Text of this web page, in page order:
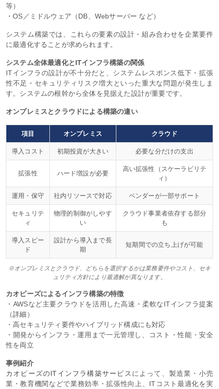
等）
・OS／ミドルウェア（DB、Webサーバー など）
システム構築では、これらの要素の設計・組み合わせを企業要件
に最適化することが求められます。
システム全体最適化とITインフラ構築の関係
ITインフラの設計が不十分だと、システムレスポンス低下・拡張
性不足・セキュリティリスク増大といった重大な問題が発生しま
す。システムの根幹から全体を見据えた設計が重要です。
オンプレミスとクラウドによる構築の違い
項目 オンプレミス クラウド
導入コスト 初期投資が大きい 必要な分だけの支出
拡張性 ハード増設が必要
高い拡張性（スケーラビリテ
ィ）
運用・保守 社内リソースで対応 ベンダーが一部サポート
セキュリテ
ィ
物理的制御がしやす
い
クラウド事業者依存する部分
も
導入スピー
ド
設計から導入まで長
期
短期間での立ち上げが可能
※オンプレミスとクラウド、どちらを選択するかは業務要件やコスト、セキ
ュリティ方針により最適解が異なります。
カオピーズによるインフラ構築の特徴
・AWSなど主要クラウドを活用した高速・柔軟なITインフラ提案
（詳細 ）
・高セキュリティ要件やハイブリッド構成にも対応
・開発からインフラ・運用まで一元管理し、コスト・性能・安全
性を両立
事例紹介
カオピーズのITインフラ構築サービス によって、製造業・小売
業・教育機関などで業務効率・拡張性向上、ITコスト最適化を実